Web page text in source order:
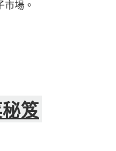
場。
笈